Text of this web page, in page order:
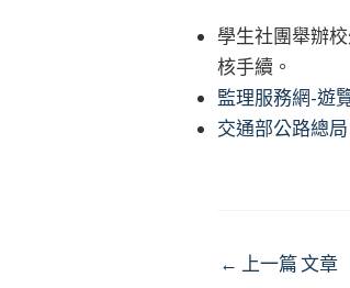
學生社團舉辦
核手續。
監理服務網-遊
交通部公路總局
Post
← 上一篇 文章